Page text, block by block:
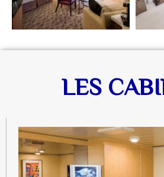
LES